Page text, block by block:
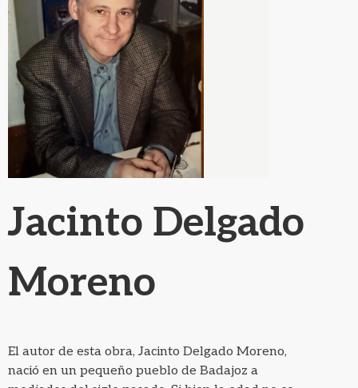
Jacinto Delgado
Moreno
El autor de esta obra, Jacinto Delgado Moreno,
nació en un pequeño pueblo de Badajoz a